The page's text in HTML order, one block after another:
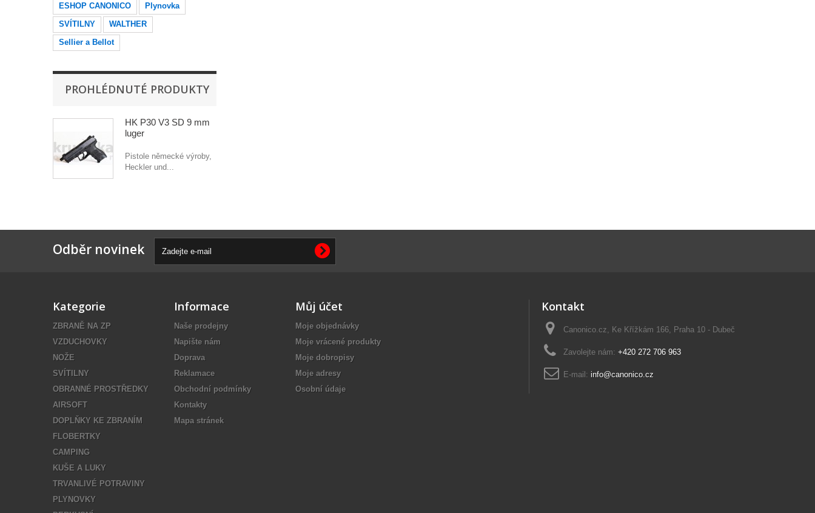
ESHOP CANONICO
Plynovka
SVÍTILNY
WALTHER
Sellier a Bellot
PROHLÉDNUTÉ PRODUKTY
HK P30 V3 SD 9 mm
luger
Pistole německé výroby,
Heckler und...
Odběr novinek
Kategorie
ZBRANĚ NA ZP
VZDUCHOVKY
NOŽE
SVÍTILNY
OBRANNÉ PROSTŘEDKY
AIRSOFT
DOPLŇKY KE ZBRANÍM
FLOBERTKY
CAMPING
KUŠE A LUKY
TRVANLIVÉ POTRAVINY
PLYNOVKY
Informace
Naše prodejny
Napište nám
Doprava
Reklamace
Obchodní podmínky
Kontakty
Mapa stránek
Můj účet
Moje objednávky
Moje vrácené produkty
Moje dobropisy
Moje adresy
Osobní údaje
Kontakt
Canonico.cz, Ke Křížkám 166, Praha 10 - Dubeč
Zavolejte nám: +420 272 706 963
E-mail: info@canonico.cz